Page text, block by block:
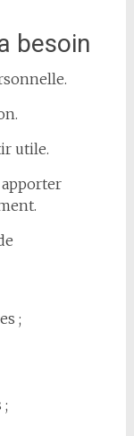
besoin
utile.
;
;